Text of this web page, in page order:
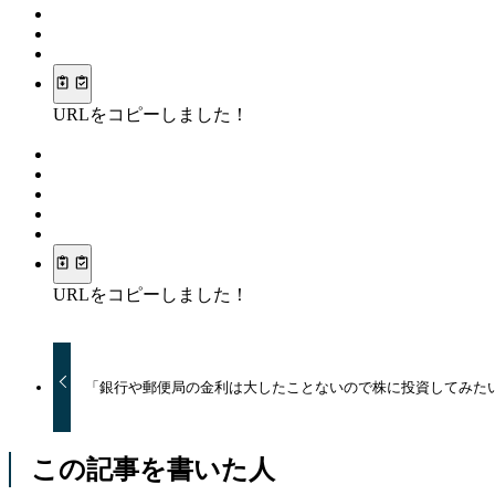
URLをコピーしました！
URLをコピーしました！
「銀行や郵便局の金利は大したことないので株に投資してみた
この記事を書いた人